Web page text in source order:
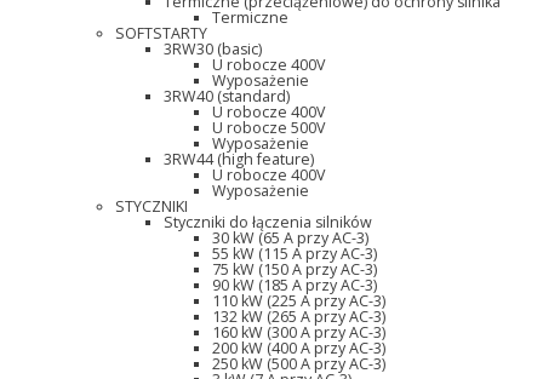
Termiczne
SOFTSTARTY
3RW30 (basic)
U robocze 400V
Wyposażenie
3RW40 (standard)
U robocze 400V
U robocze 500V
Wyposażenie
3RW44 (high feature)
U robocze 400V
Wyposażenie
STYCZNIKI
Styczniki do łączenia silników
30 kW (65 A przy AC-3)
55 kW (115 A przy AC-3)
75 kW (150 A przy AC-3)
90 kW (185 A przy AC-3)
110 kW (225 A przy AC-3)
132 kW (265 A przy AC-3)
160 kW (300 A przy AC-3)
200 kW (400 A przy AC-3)
250 kW (500 A przy AC-3)